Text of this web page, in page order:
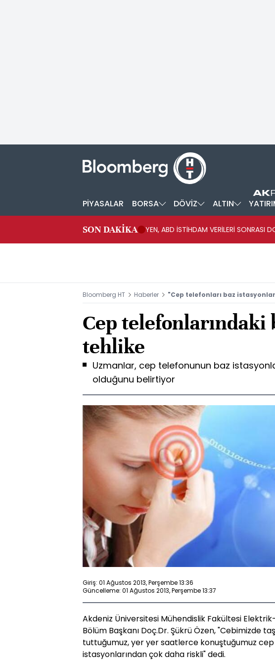
PİYASALAR BORSA DÖVİZ ALTIN
SON DAKİKA YEN, ABD İSTİHDAM VERİLERİ SONRASI
Bloomberg HT Haberler "Cep telefonları baz
Cep telefonlarındaki
tehlike
Uzmanlar, cep telefonunun baz
olduğunu belirtiyor
Giriş: 01 Ağustos 2013, Perşembe 13:36
Güncelleme: 01 Ağustos 2013, Perşembe 13:37
Akdeniz Üniversitesi Mühendislik Fakültesi
Bölüm Başkanı Doç.Dr. Şükrü Özen, "Cebimizde
tuttuğumuz, yer yer saatlerce konuştuğumuz
istasyonlarından çok daha riskli" dedi.